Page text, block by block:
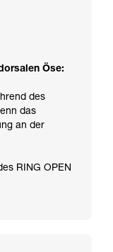
Öse:
des
das
an der
RING OPEN